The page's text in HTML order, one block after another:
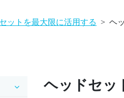
ットを最大限に活用する > ヘ
ヘッドセッ